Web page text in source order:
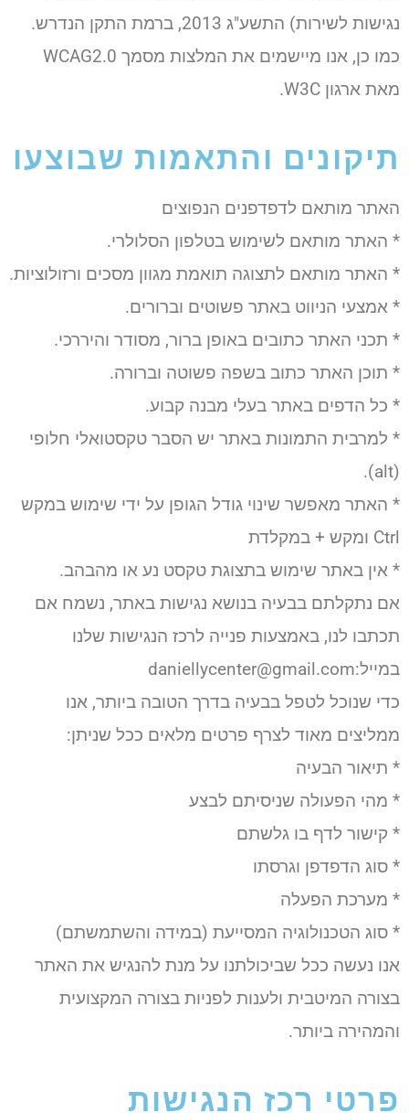
נגישות לשירות) התשע"ג 2013, ברמת התקן הנדרש.
כמו כן, אנו מיישמים את המלצות מסמך WCAG2.0
מאת ארגון W3C.
תיקונים והתאמות שבוצעו
האתר מותאם לדפדפנים הנפוצים
* האתר מותאם לשימוש בטלפון הסלולרי.
* האתר מותאם לתצוגה תואמת מגוון מסכים ורזולוציות.
* אמצעי הניווט באתר פשוטים וברורים.
* תכני האתר כתובים באופן ברור, מסודר והיררכי.
* תוכן האתר כתוב בשפה פשוטה וברורה.
* כל הדפים באתר בעלי מבנה קבוע.
* למרבית התמונות באתר יש הסבר טקסטואלי חלופי
(alt).
* האתר מאפשר שינוי גודל הגופן על ידי שימוש במקש
Ctrl ומקש + במקלדת
* אין באתר שימוש בתצוגת טקסט נע או מהבהב.
אם נתקלתם בבעיה בנושא נגישות באתר, נשמח אם
תכתבו לנו, באמצעות פנייה לרכז הנגישות שלנו
במייל:daniellycenter@gmail.com
כדי שנוכל לטפל בבעיה בדרך הטובה ביותר, אנו
ממליצים מאוד לצרף פרטים מלאים ככל שניתן:
* תיאור הבעיה
* מהי הפעולה שניסיתם לבצע
* קישור לדף בו גלשתם
* סוג הדפדפן וגרסתו
* מערכת הפעלה
* סוג הטכנולוגיה המסייעת (במידה והשתמשתם)
אנו נעשה ככל שביכולתנו על מנת להנגיש את האתר
בצורה המיטבית ולענות לפניות בצורה המקצועית
והמהירה ביותר.
פרטי רכז הנגישות